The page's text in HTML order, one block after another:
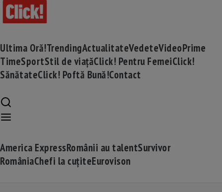
Ultima Oră!TrendingActualitateVedeteVideoPrime
TimeSportStil de viațăClick! Pentru FemeiClick!
SănătateClick! Poftă Bună!Contact
America ExpressRomânii au talentSurvivor
RomâniaChefi la cuțiteEurovison